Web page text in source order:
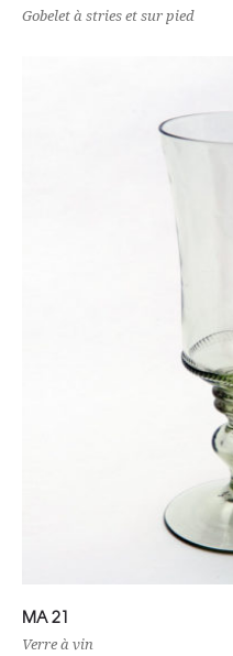
Gobelet à stries et sur pied
MA 21
Verre à vin